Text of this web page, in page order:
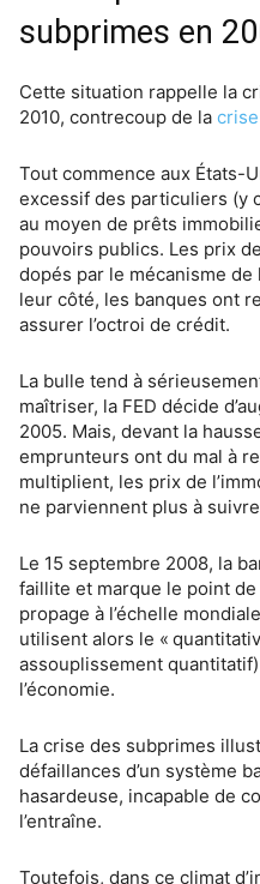
subprimes en
Cette situation rappelle la
2010, contrecoup de la
Tout commence aux États-
excessif des particuliers (y
au moyen de prêts
pouvoirs publics. Les prix
dopés par le mécanisme
leur côté, les banques ont
assurer l’octroi de crédit.
La bulle tend à
maîtriser, la FED décide
2005. Mais, devant la
emprunteurs ont du mal à
multiplient, les prix de
ne parviennent plus à
Le 15 septembre 2008, la
faillite et marque le point
propage à l’échelle
utilisent alors le «
assouplissement
l’économie.
La crise des subprimes
défaillances d’un système
hasardeuse, incapable de
l’entraîne.
Toutefois, dans ce climat